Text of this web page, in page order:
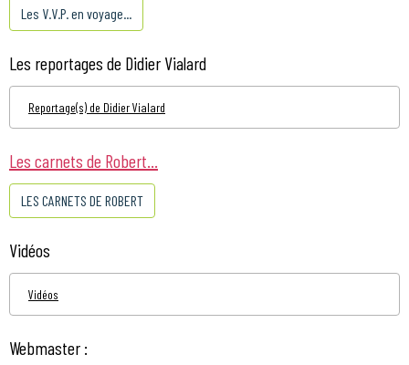
Les V.V.P. en voyage...
Les reportages de Didier Vialard
Reportage(s) de Didier Vialard
Les carnets de Robert...
LES CARNETS DE ROBERT
Vidéos
Vidéos
Webmaster :